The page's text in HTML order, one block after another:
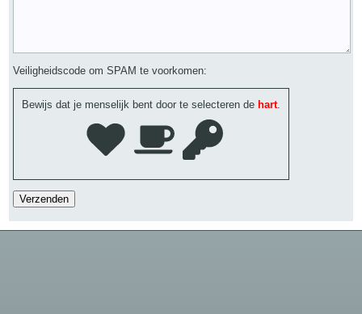
Veiligheidscode om SPAM te voorkomen:
Bewijs dat je menselijk bent door te selecteren de hart.